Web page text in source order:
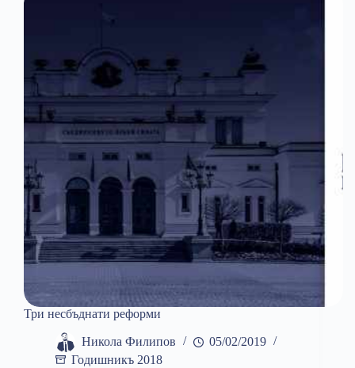
Три несбъднати реформи
Никола Филипов
05/02/2019
Годишникъ 2018